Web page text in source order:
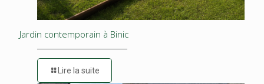
Jardin contemporain à Binic
Lire la suite